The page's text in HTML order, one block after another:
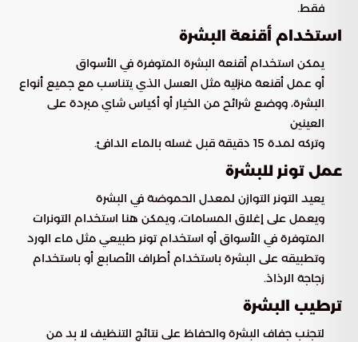
فقط.
استخدام أقنعة البشرة
يمكن استخدام أقنعة البشرة المتوفرة في الأسواق
أو عمل أقنعة منزلية مثل العسل الذي يتناسب مع جميع أنواع
البشرة، ووضع شرائح من الخيار أو أكياس شاي مبردة على
العينين
وتركه لمدة 15 دقيقة قبل غسله بالماء الدافئ.
عمل تونر للبشرة
يعيد التونر التوازن لمعدل الحموضة في البشرة
ويعمل على إغلاق المسامات، ويمكن هنا استخدام التونرات
المتوفرة في الأسواق أو استخدام تونر طبيعي مثل ماء الورد
وتطبيقه على البشرة باستخدام أطراف الأصابع أو باستخدام
زجاجة الرذاذ.
ترطيب البشرة
لتجنب جفاف البشرة والحفاظ على نتائج التنظيف لا بد من